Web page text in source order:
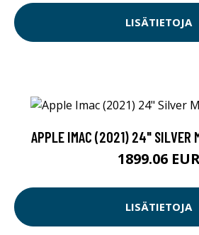
LISÄTIETOJA
APPLE IMAC (2021) 24" SILVER
1899.06
LISÄTIETOJA